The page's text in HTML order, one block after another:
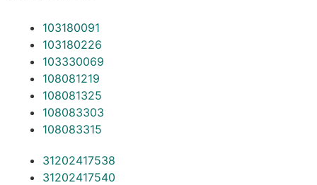
103180091
103180226
103330069
108081219
108081325
108083303
108083315
31202417538
31202417540